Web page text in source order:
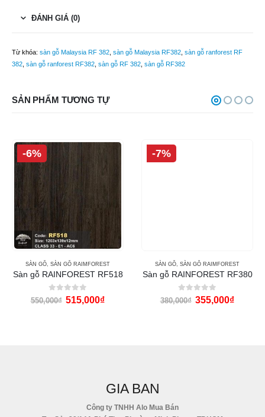
ĐÁNH GIÁ (0)
Từ khóa: sàn gỗ Malaysia RF 382 sàn gỗ Malaysia RF382 sàn gỗ ranforest RF
382 sàn gỗ ranforest RF382 sàn gỗ RF 382 sàn gỗ RF382
SẢN PHẨM TƯƠNG TỰ
-6%
SÀN GỖ, SÀN GỖ RAIMFOREST
Sàn gỗ RAINFOREST RF518
0out of 5
550,000₫ 515,000₫
-7%
SÀN GỖ, SÀN GỖ RAIMFOREST
Sàn gỗ RAINFOREST RF380
0out of 5
380,000₫ 355,000₫
GIA BAN
Công ty TNHH Alo Mua Bán